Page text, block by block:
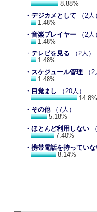
8.88%
・デジカメとして （2人）
1.48%
・音楽プレイヤー（2人）
1.48%
・テレビを見る （2人）
1.48%
・スケジュール管理（2
1.48%
・目覚まし （20人）
14.8%
・その他（7人）
5.18%
・ほとんど利用しない（
7.40%
・携帯電話を持っていな
8.14%